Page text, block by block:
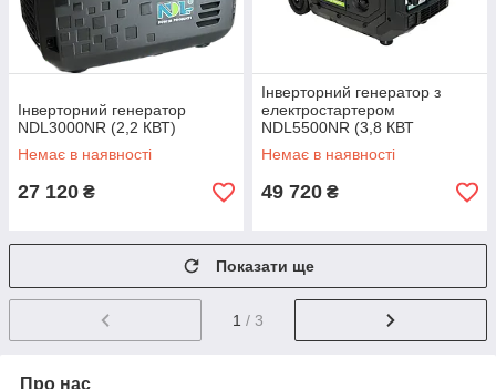
Інверторний генератор
NDL3000NR (2,2 КВТ)
Немає в наявності
27 120 ₴
Інверторний генератор з
електростартером
NDL5500NR (3,8 КВТ
Номінальна потужність) з
пультом
Немає в наявності
49 720 ₴
Показати ще
1 / 3
Про нас